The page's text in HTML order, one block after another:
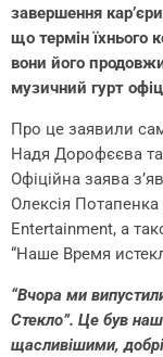
завершення
що термін їхнього
вони його
музичний гурт
Про це заявили
Надя Дорофєєва
Офіційна заява
Олексія Потапенка
Entertainment, а
“Наше Время
“Вчора ми
Стекло”. Це був
щасливішими,